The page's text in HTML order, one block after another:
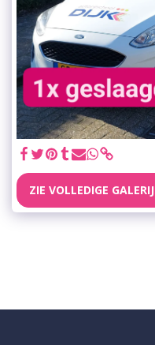
ZIE VOLLEDIGE GALERIJ